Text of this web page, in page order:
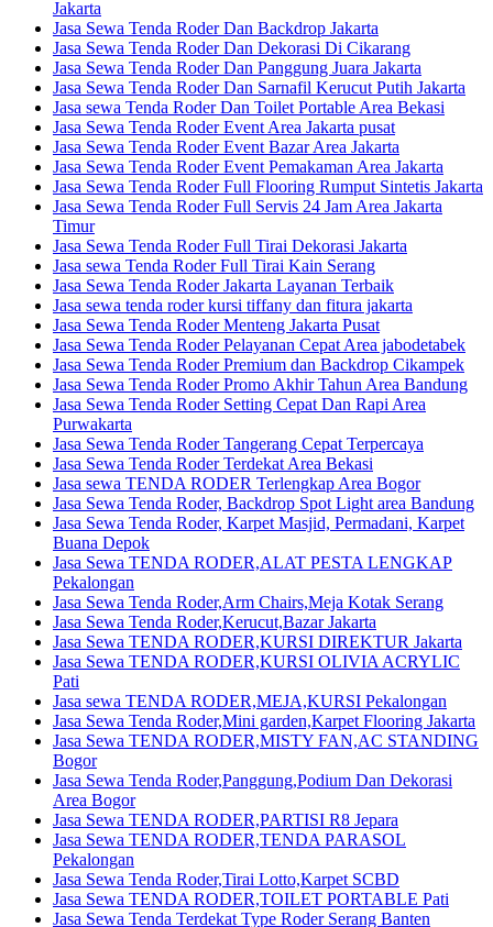
Jakarta
Jasa Sewa Tenda Roder Dan Backdrop Jakarta
Jasa Sewa Tenda Roder Dan Dekorasi Di Cikarang
Jasa Sewa Tenda Roder Dan Panggung Juara Jakarta
Jasa Sewa Tenda Roder Dan Sarnafil Kerucut Putih Jakarta
Jasa sewa Tenda Roder Dan Toilet Portable Area Bekasi
Jasa Sewa Tenda Roder Event Area Jakarta pusat
Jasa Sewa Tenda Roder Event Bazar Area Jakarta
Jasa Sewa Tenda Roder Event Pemakaman Area Jakarta
Jasa Sewa Tenda Roder Full Flooring Rumput Sintetis Jakarta
Jasa Sewa Tenda Roder Full Servis 24 Jam Area Jakarta
Timur
Jasa Sewa Tenda Roder Full Tirai Dekorasi Jakarta
Jasa sewa Tenda Roder Full Tirai Kain Serang
Jasa Sewa Tenda Roder Jakarta Layanan Terbaik
Jasa sewa tenda roder kursi tiffany dan fitura jakarta
Jasa Sewa Tenda Roder Menteng Jakarta Pusat
Jasa Sewa Tenda Roder Pelayanan Cepat Area jabodetabek
Jasa Sewa Tenda Roder Premium dan Backdrop Cikampek
Jasa Sewa Tenda Roder Promo Akhir Tahun Area Bandung
Jasa Sewa Tenda Roder Setting Cepat Dan Rapi Area
Purwakarta
Jasa Sewa Tenda Roder Tangerang Cepat Terpercaya
Jasa Sewa Tenda Roder Terdekat Area Bekasi
Jasa sewa TENDA RODER Terlengkap Area Bogor
Jasa Sewa Tenda Roder, Backdrop Spot Light area Bandung
Jasa Sewa Tenda Roder, Karpet Masjid, Permadani, Karpet
Buana Depok
Jasa Sewa TENDA RODER,ALAT PESTA LENGKAP
Pekalongan
Jasa Sewa Tenda Roder,Arm Chairs,Meja Kotak Serang
Jasa Sewa Tenda Roder,Kerucut,Bazar Jakarta
Jasa Sewa TENDA RODER,KURSI DIREKTUR Jakarta
Jasa Sewa TENDA RODER,KURSI OLIVIA ACRYLIC
Pati
Jasa sewa TENDA RODER,MEJA,KURSI Pekalongan
Jasa Sewa Tenda Roder,Mini garden,Karpet Flooring Jakarta
Jasa Sewa TENDA RODER,MISTY FAN,AC STANDING
Bogor
Jasa Sewa Tenda Roder,Panggung,Podium Dan Dekorasi
Area Bogor
Jasa Sewa TENDA RODER,PARTISI R8 Jepara
Jasa Sewa TENDA RODER,TENDA PARASOL
Pekalongan
Jasa Sewa Tenda Roder,Tirai Lotto,Karpet SCBD
Jasa Sewa TENDA RODER,TOILET PORTABLE Pati
Jasa Sewa Tenda Terdekat Type Roder Serang Banten